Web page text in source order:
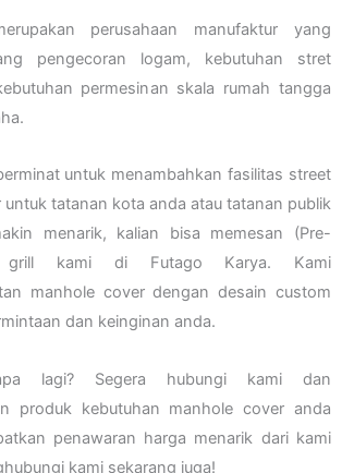
perusahaan manufaktur yang
pengecoran logam, kebutuhan stret
permesinan skala rumah tangga
untuk menambahkan fasilitas street
tatanan kota anda atau tatanan publik
menarik, kalian bisa memesan (Pre-
grill kami di Futago Karya. Kami
manhole cover dengan desain custom
dan keinginan anda.
lagi? Segera hubungi kami dan
produk kebutuhan manhole cover anda
penawaran harga menarik dari kami
kami sekarang juga!